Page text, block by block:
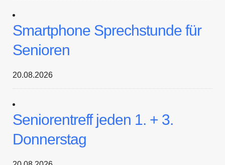
Smartphone Sprechstunde für
Senioren
20.08.2026
Seniorentreff jeden 1. + 3.
Donnerstag